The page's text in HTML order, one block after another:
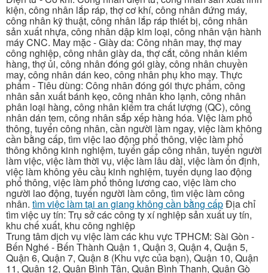
kiện, công nhân lắp ráp, thợ cơ khí, công nhân đứng máy,
công nhân kỹ thuật, công nhân lắp ráp thiết bị, công nhân
sản xuất nhựa, công nhân dập kim loại, công nhân vận hành
máy CNC. May mặc - Giày da: Công nhân may, thợ may
công nghiệp, công nhân giày da, thợ cắt, công nhân kiểm
hàng, thợ ủi, công nhân đóng gói giày, công nhân chuyền
may, công nhân dán keo, công nhân phụ kho may. Thực
phẩm - Tiêu dùng: Công nhân đóng gói thực phẩm, công
nhân sản xuất bánh kẹo, công nhân kho lạnh, công nhân
phân loại hàng, công nhân kiểm tra chất lượng (QC), công
nhân dán tem, công nhân sắp xếp hàng hóa. Việc làm phổ
thông, tuyển công nhân, cần người làm ngay, việc làm không
cần bằng cấp, tìm việc lao động phổ thông, việc làm phổ
thông không kinh nghiệm, tuyển gấp công nhân, tuyển người
làm việc, việc làm thời vụ, việc làm lâu dài, việc làm ổn định,
việc làm không yêu cầu kinh nghiệm, tuyển dụng lao động
phổ thông, việc làm phổ thông lương cao, việc làm cho
người lao động, tuyển người làm công, tìm việc làm công
nhân. tìm việc làm tại an giang không cần bằng cấpĐịa chỉ
tìm việc uy tín: Trụ sở các công ty xí nghiệp sản xuất uy tín,
khu chế xuất, khu công nghiệp
Trung tâm dịch vụ việc làm các khu vực TPHCM: Sài Gòn -
Bến Nghé - Bến Thành Quận 1, Quận 3, Quận 4, Quận 5,
Quận 6, Quận 7, Quận 8 (Khu vực của bạn), Quận 10, Quận
11, Quận 12, Quận Bình Tân, Quận Bình Thạnh, Quận Gò